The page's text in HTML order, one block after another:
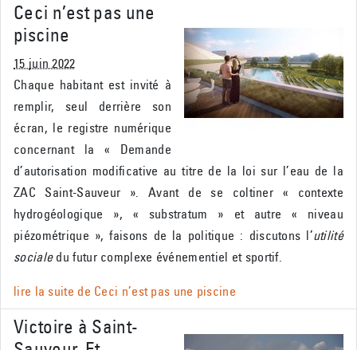
Ceci n’est pas une
piscine
15 juin 2022
Chaque habitant est invité à
remplir, seul derrière son
écran, le registre numérique
concernant la « Demande
d’autorisation modificative au titre de la loi sur l’eau de la
ZAC Saint-Sauveur ». Avant de se coltiner « contexte
hydrogéologique », « substratum » et autre « niveau
piézométrique », faisons de la politique : discutons l’utilité
socialedu futur complexe événementiel et sportif.
lire la suite de Ceci n’est pas une piscine
Victoire à Saint-